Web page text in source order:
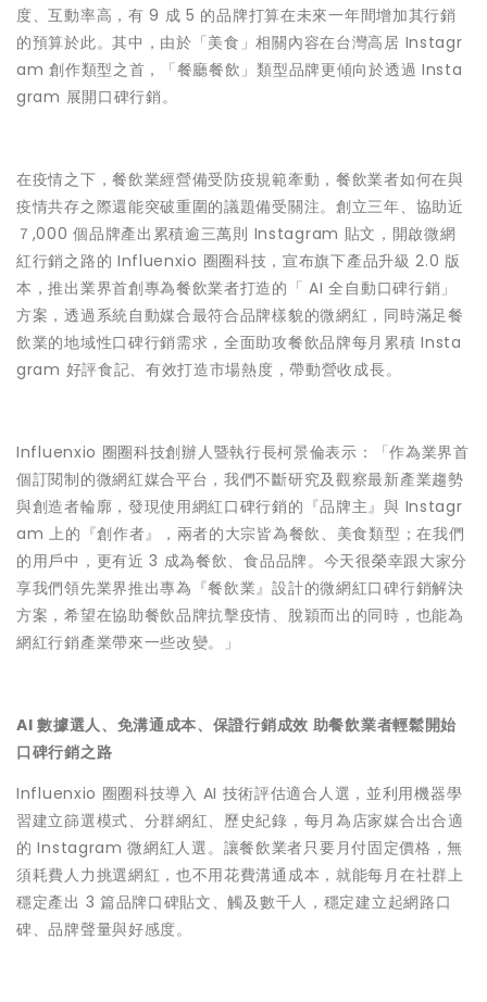
度、互動率高，有 9 成 5 的品牌打算在未來一年間增加其行銷
的預算於此。其中，由於「美食」相關內容在台灣高居 Instagr
am 創作類型之首，「餐廳餐飲」類型品牌更傾向於透過 Insta
gram 展開口碑行銷。
在疫情之下，餐飲業經營備受防疫規範牽動，餐飲業者如何在與
疫情共存之際還能突破重圍的議題備受關注。創立三年、協助近
７,000 個品牌產出累積逾三萬則 Instagram 貼文，開啟微網
紅行銷之路的 Influenxio 圈圈科技，宣布旗下產品升級 2.0 版
本，推出業界首創專為餐飲業者打造的「 AI 全自動口碑行銷」
方案，透過系統自動媒合最符合品牌樣貌的微網紅，同時滿足餐
飲業的地域性口碑行銷需求，全面助攻餐飲品牌每月累積 Insta
gram 好評食記、有效打造市場熱度，帶動營收成長。
Influenxio 圈圈科技創辦人暨執行長柯景倫表示：「作為業界首
個訂閱制的微網紅媒合平台，我們不斷研究及觀察最新產業趨勢
與創造者輪廓，發現使用網紅口碑行銷的『品牌主』與 Instagr
am 上的『創作者』，兩者的大宗皆為餐飲、美食類型；在我們
的用戶中，更有近 3 成為餐飲、食品品牌。今天很榮幸跟大家分
享我們領先業界推出專為『餐飲業』設計的微網紅口碑行銷解決
方案，希望在協助餐飲品牌抗擊疫情、脫穎而出的同時，也能為
網紅行銷產業帶來一些改變。」
AI 數據選人、免溝通成本、保證行銷成效 助餐飲業者輕鬆開始
口碑行銷之路
Influenxio 圈圈科技導入 AI 技術評估適合人選，並利用機器學
習建立篩選模式、分群網紅、歷史紀錄，每月為店家媒合出合適
的 Instagram 微網紅人選。讓餐飲業者只要月付固定價格，無
須耗費人力挑選網紅，也不用花費溝通成本，就能每月在社群上
穩定產出 3 篇品牌口碑貼文、觸及數千人，穩定建立起網路口
碑、品牌聲量與好感度。